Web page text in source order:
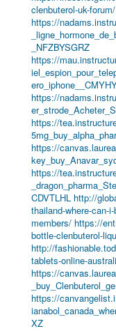
clenbuterol-uk-forum/
https://
_NFZBYSGRZ
https://
https://
https://
https://
https://
CDVTLHL http://
thailand-where-can-
members/ https://
bottle-clenbuterol-
http://
tablets-online-
https://
https://
XZ